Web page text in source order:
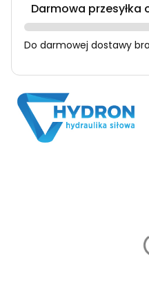
Darmowa przesyłka
Do darmowej dostawy